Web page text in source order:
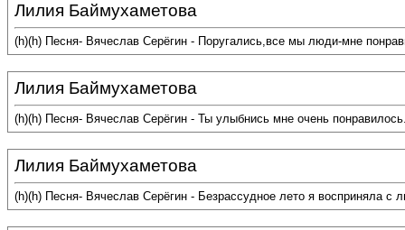
Лилия Баймухаметова
(h)(h) Песня- Вячеслав Серёгин - Поругались,все мы люди-мне
Лилия Баймухаметова
(h)(h) Песня- Вячеслав Серёгин - Ты улыбнись мне очень
Лилия Баймухаметова
(h)(h) Песня- Вячеслав Серёгин - Безрассудное лето я восприняла